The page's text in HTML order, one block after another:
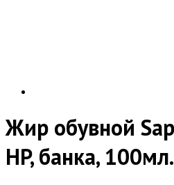
Жир обувной
HP, банка, 100мл.